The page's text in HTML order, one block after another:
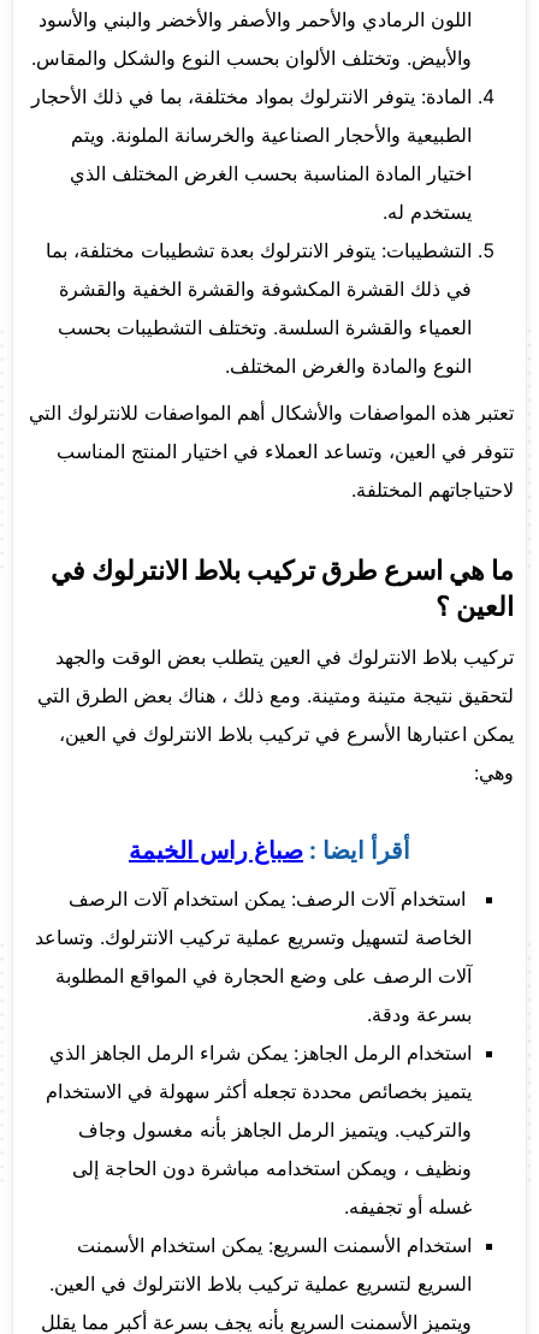
اللون الرمادي والأحمر والأصفر والأخضر والبني والأسود
والأبيض. وتختلف الألوان بحسب النوع والشكل والمقاس.
المادة: يتوفر الانترلوك بمواد مختلفة، بما في ذلك الأحجار
الطبيعية والأحجار الصناعية والخرسانة الملونة. ويتم
اختيار المادة المناسبة بحسب الغرض المختلف الذي
يستخدم له.
التشطيبات: يتوفر الانترلوك بعدة تشطيبات مختلفة، بما
في ذلك القشرة المكشوفة والقشرة الخفية والقشرة
العمياء والقشرة السلسة. وتختلف التشطيبات بحسب
النوع والمادة والغرض المختلف.
تعتبر هذه المواصفات والأشكال أهم المواصفات للانترلوك التي
تتوفر في العين، وتساعد العملاء في اختيار المنتج المناسب
لاحتياجاتهم المختلفة.
ما هي اسرع طرق تركيب بلاط الانترلوك في
العين ؟
تركيب بلاط الانترلوك في العين يتطلب بعض الوقت والجهد
لتحقيق نتيجة متينة ومتينة. ومع ذلك ، هناك بعض الطرق التي
يمكن اعتبارها الأسرع في تركيب بلاط الانترلوك في العين،
وهي:
أقرأ ايضا : صباغ راس الخيمة
استخدام آلات الرصف: يمكن استخدام آلات الرصف
الخاصة لتسهيل وتسريع عملية تركيب الانترلوك. وتساعد
آلات الرصف على وضع الحجارة في المواقع المطلوبة
بسرعة ودقة.
استخدام الرمل الجاهز: يمكن شراء الرمل الجاهز الذي
يتميز بخصائص محددة تجعله أكثر سهولة في الاستخدام
والتركيب. ويتميز الرمل الجاهز بأنه مغسول وجاف
ونظيف ، ويمكن استخدامه مباشرة دون الحاجة إلى
غسله أو تجفيفه.
استخدام الأسمنت السريع: يمكن استخدام الأسمنت
السريع لتسريع عملية تركيب بلاط الانترلوك في العين.
ويتميز الأسمنت السريع بأنه يجف بسرعة أكبر مما يقلل